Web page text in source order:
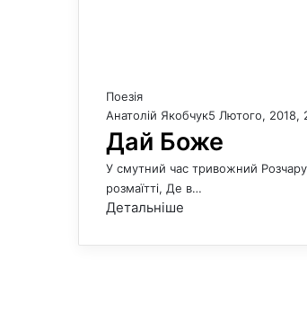
Поезія
Анатолій Якобчук5 Лютого, 2018,
Дай Боже
У смутний час тривожний
розмаїтті, Де в…
Детальніше